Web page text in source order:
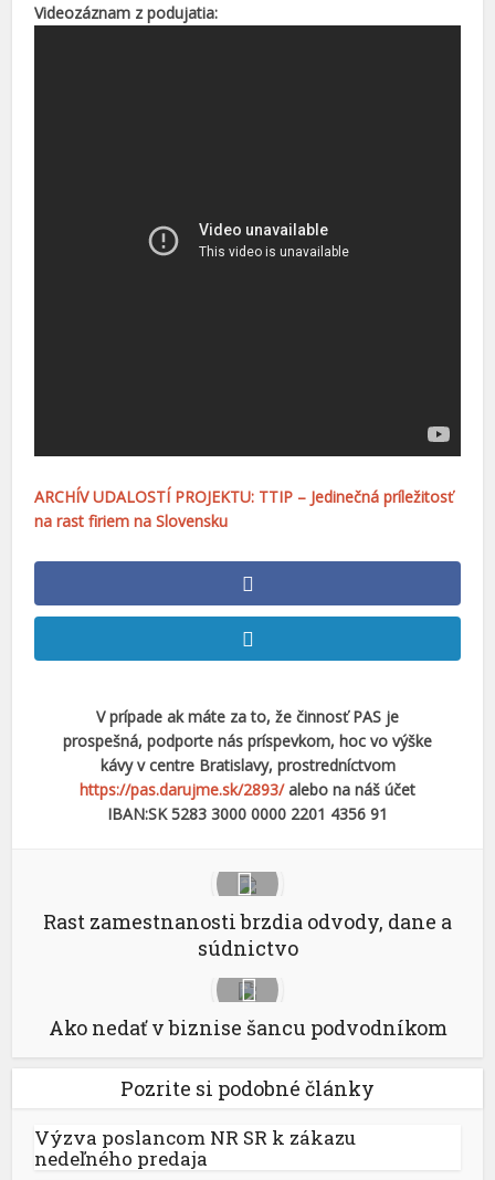
Videozáznam z podujatia:
ARCHÍV UDALOSTÍ PROJEKTU: TTIP – Jedinečná príležitosť
na rast firiem na Slovensku
V prípade ak máte za to, že činnosť PAS je
prospešná, podporte nás príspevkom, hoc vo výške
kávy v centre Bratislavy, prostredníctvom
https://pas.darujme.sk/2893/alebo na náš účet
IBAN:SK 5283 3000 0000 2201 4356 91
Rast zamestnanosti brzdia odvody, dane a
súdnictvo
Ako nedať v biznise šancu podvodníkom
Pozrite si podobné články
Výzva poslancom NR SR k zákazu
nedeľného predaja